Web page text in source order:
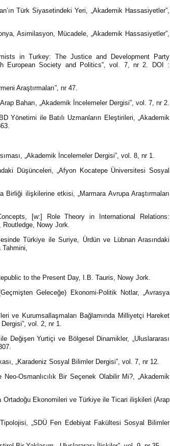
Türk Siyasetindeki Yeri, „Akademik Hassasiyetler”,
Asimilasyon, Mücadele, „Akademik Hassasiyetler”,
in Turkey: The Justice and Development Party
European Society and Politics”, vol. 7, nr 2. DOI :
Araştırmaları”, nr 47.
Baharı, „Akademik İncelemeler Dergisi”, vol. 7, nr 2.
Yönetimi ile Batılı Uzmanların Eleştirileri, „Akademik
„Akademik İncelemeler Dergisi”, vol. 8, nr 1.
Düşünceleri, „Afyon Kocatepe Üniversitesi Sosyal
ilişkilerine etkisi, „Marmara Avrupa Araştırmaları
[w:] Role Theory in International Relations:
Nowy Jork.
Türkiye ile Suriye, Ürdün ve Lübnan Arasındaki
to the Present Day, I.B. Tauris, Nowy Jork.
Geleceğe) Ekonomi-Politik Notlar, „Avrasya
ve Kurumsallaşmaları Bağlamında Milliyetçi Hareket
vol. 2, nr 1.
Değişen Yurtiçi ve Bölgesel Dinamikler, „Uluslararası
„Karadeniz Sosyal Bilimler Dergisi”, vol. 7, nr 12.
Osmanlıcılık Bir Seçenek Olabilir Mi?, „Akademik
Ortadoğu Ekonomileri ve Türkiye ile Ticari ilişkileri (Arap
„SDÜ Fen Edebiyat Fakültesi Sosyal Bilimler